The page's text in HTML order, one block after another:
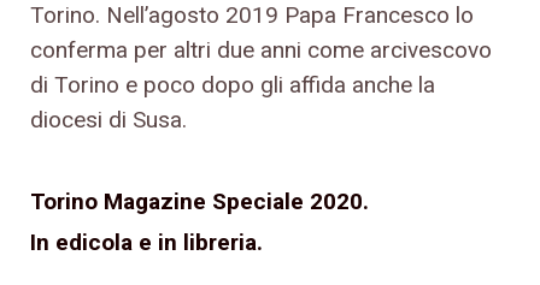
Torino. Nell’agosto 2019 Papa Francesco lo
conferma per altri due anni come arcivescovo
di Torino e poco dopo gli affida anche la
diocesi di Susa.
Torino Magazine Speciale 2020.
In edicola e in libreria.